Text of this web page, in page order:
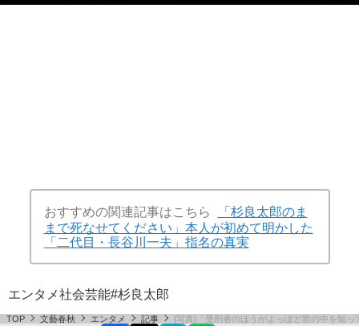
おすすめの関連記事はこちら
「杉良太郎のま
まで死なせてください」本人が初めて明かした
「二代目・長谷川一夫」指名の真実
エンタメ社会芸能#杉良太郎
TOP 文藝春秋 エンタメ 記事 [写真]「受刑者のほうがよっぽど世の中を知